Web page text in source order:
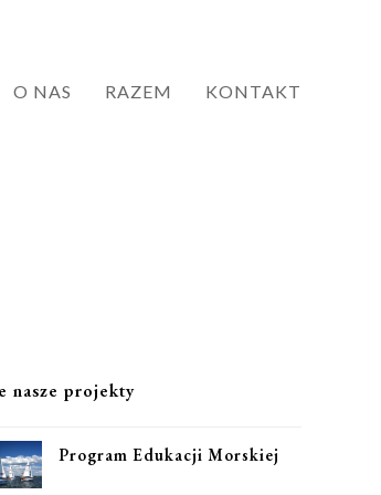
O NAS RAZEM KONTAKT
nasze projekty
Program Edukacji Morskiej